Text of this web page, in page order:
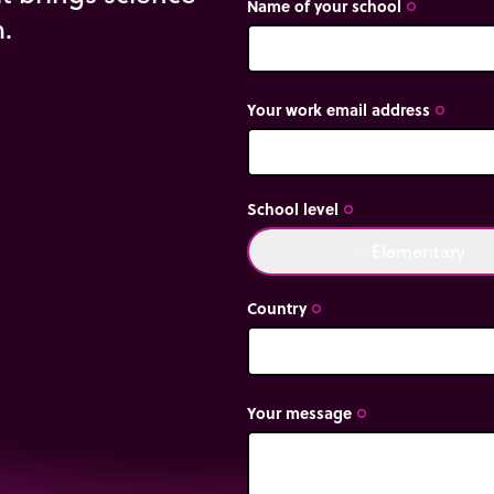
Name of your school trip_origin
Your work email address trip_origin
School level trip_origin
Country trip_origin
Your message trip_origin